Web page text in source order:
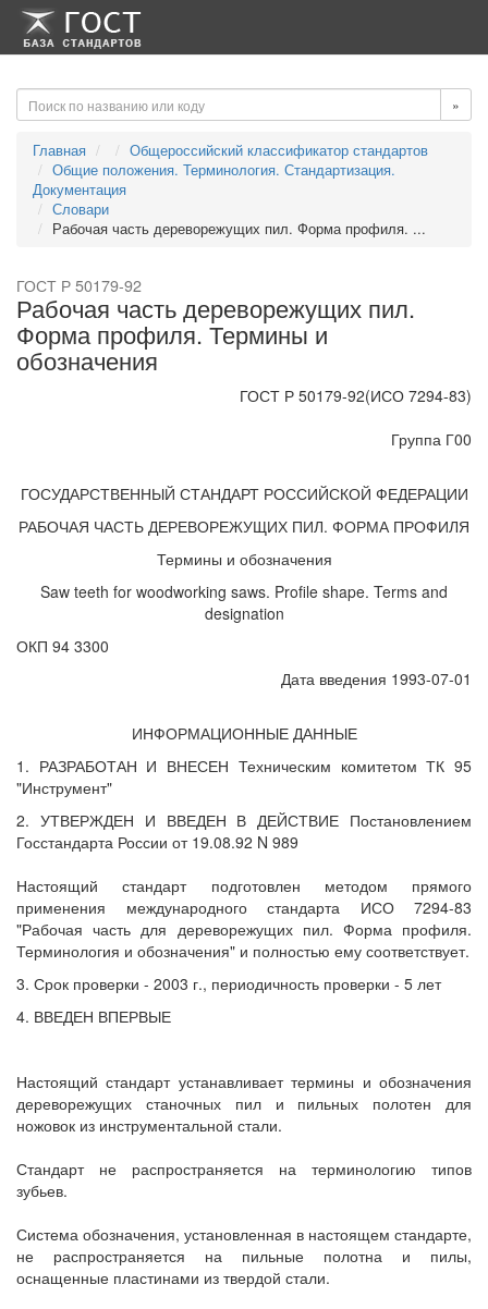
-->-->
»
Главная
Общероссийский классификатор стандартов
Общие положения. Терминология. Стандартизация.
Документация
Словари
Рабочая часть дереворежущих пил. Форма профиля. ...
ГОСТ Р 50179-92
Рабочая часть дереворежущих пил.
Форма профиля. Термины и
обозначения
ГОСТ Р 50179-92(ИСО 7294-83)
Группа Г00
ГОСУДАРСТВЕННЫЙ СТАНДАРТ РОССИЙСКОЙ ФЕДЕРАЦИИ
РАБОЧАЯ ЧАСТЬ ДЕРЕВОРЕЖУЩИХ ПИЛ. ФОРМА ПРОФИЛЯ
Термины и обозначения
Saw teeth for woodworking saws. Profile shape. Terms and
designation
ОКП 94 3300
Дата введения 1993-07-01
ИНФОРМАЦИОННЫЕ ДАННЫЕ
1. РАЗРАБОТАН И ВНЕСЕН Техническим комитетом ТК 95
"Инструмент"
2. УТВЕРЖДЕН И ВВЕДЕН В ДЕЙСТВИЕ Постановлением
Госстандарта России от 19.08.92 N 989
Настоящий стандарт подготовлен методом прямого
применения международного стандарта ИСО 7294-83
"Рабочая часть для дереворежущих пил. Форма профиля.
Терминология и обозначения" и полностью ему соответствует.
3. Срок проверки - 2003 г., периодичность проверки - 5 лет
4. ВВЕДЕН ВПЕРВЫЕ
Настоящий стандарт устанавливает термины и обозначения
дереворежущих станочных пил и пильных полотен для
ножовок из инструментальной стали.
Стандарт не распространяется на терминологию типов
зубьев.
Система обозначения, установленная в настоящем стандарте,
не распространяется на пильные полотна и пилы,
оснащенные пластинами из твердой стали.